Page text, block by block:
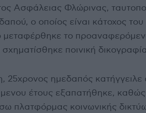
Ασφάλειας Φλώρινας,
ο οποίος είναι κάτοχος του
μεταφέρθηκε το
ποινική
25χρονος ημεδαπός κατήγγειλε
έτους εξαπατήθηκε, καθώς
πλατφόρμας κοινωνικής